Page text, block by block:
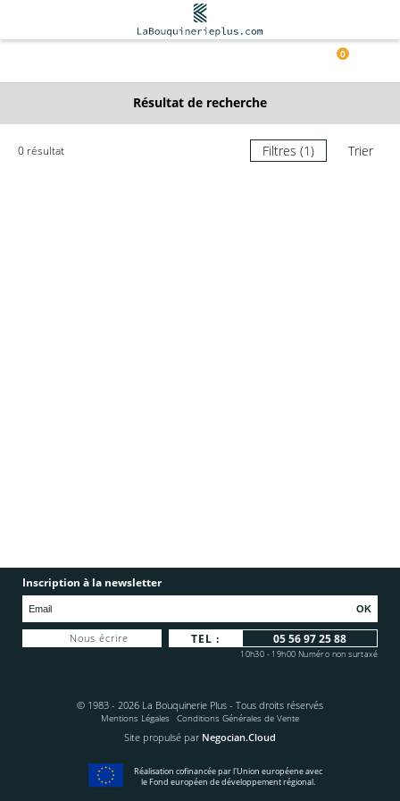
0
Résultat de recherche
0 résultat Filtres (1) Trier
Inscription à la newsletter
OK
Nous écrire TEL : 05 56 97 25 88
10h30 - 19h00 Numéro non surtaxé
Réalisation cofinancée par l'Union européene avec
le Fond européen de développement régional.
Site propulsé par Negocian.Cloud
© 1983 - 2026 La Bouquinerie Plus - Tous droits réservés
Mentions Légales Conditions Générales de Vente